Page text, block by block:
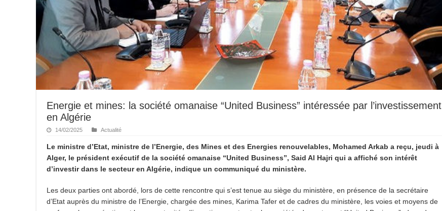
Energie et mines: la société omanaise “United Business” intéressée par l’investissement
en Algérie
14/02/2025 Actualité
Le ministre d’Etat, ministre de l’Energie, des Mines et des Energies renouvelables, Mohamed Arkab a reçu, jeudi à
Alger, le président exécutif de la société omanaise “United Business”, Said Al Hajri qui a affiché son intérêt
d’investir dans le secteur en Algérie, indique un communiqué du ministère.
Les deux parties ont abordé, lors de cette rencontre qui s’est tenue au siège du ministère, en présence de la secrétaire
d’Etat auprès du ministre de l’Energie, chargée des mines, Karima Tafer et de cadres du ministère, les voies et moyens de